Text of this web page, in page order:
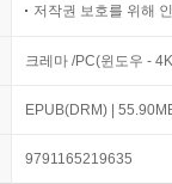
저작권 보호를 위해
크레마 /PC(윈도우 -
EPUB(DRM) |
9791165219635